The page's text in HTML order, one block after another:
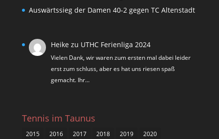
Auswärtssieg der Damen 40-2 gegen TC Altenstadt
Heike zu UTHC Ferienliga 2024
Vielen Dank, wir waren zum ersten mal dabei leider
erst zum schluss, aber es hat uns riesen spaß
gemacht. Ihr…
Tennis im Taunus
2015 2016 2017 2018 2019
2020